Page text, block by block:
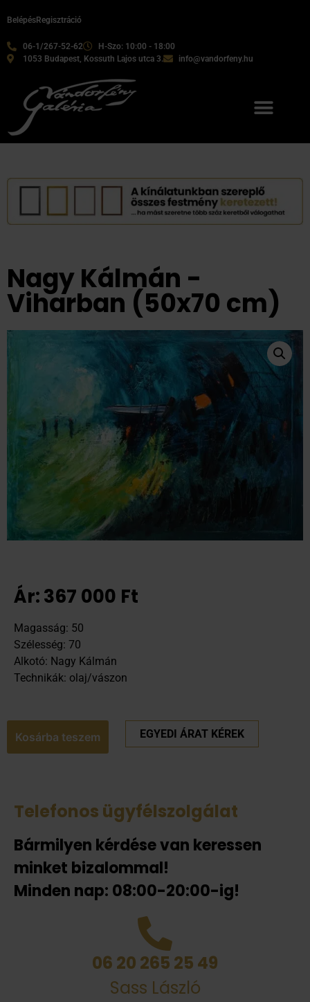
06-1/267-52-62
H-Szo: 10:00 - 18:00
1053 Budapest, Kossuth Lajos utca 3.
info@vandorfeny.hu
BelépésRegisztráció
Nagy Kálmán -
Viharban (50x70 cm)
Ár:367 000 Ft
Magasság: 50
Szélesség: 70
Alkotó: Nagy Kálmán
Technikák: olaj/vászon
Kosárba teszem EGYEDI ÁRAT KÉREK
Telefonos ügyfélszolgálat
Bármilyen kérdése van keressen
minket bizalommal!
Minden nap: 08:00-20:00-ig!
06 20 265 25 49
Sass László